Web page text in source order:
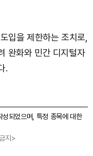
입을 제한하는 조치로,
완화와 민간 디지털자
.
되었으며, 특정 종목에 대한
지>